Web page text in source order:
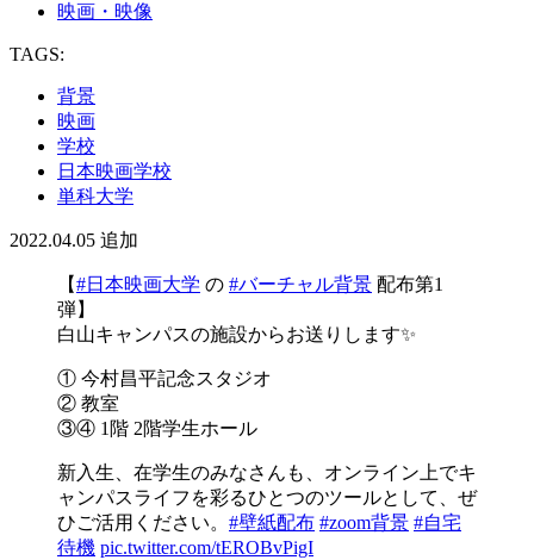
映画・映像
TAGS:
背景
映画
学校
日本映画学校
単科大学
2022.04.05 追加
【#日本映画大学 の #バーチャル背景 配布第1
弾】
白山キャンパスの施設からお送りします✨
① 今村昌平記念スタジオ
② 教室
③④ 1階 2階学生ホール
新入生、在学生のみなさんも、オンライン上でキ
ャンパスライフを彩るひとつのツールとして、ぜ
ひご活用ください。 #壁紙配布 #zoom背景 #自宅
待機 pic.twitter.com/tEROBvPigI